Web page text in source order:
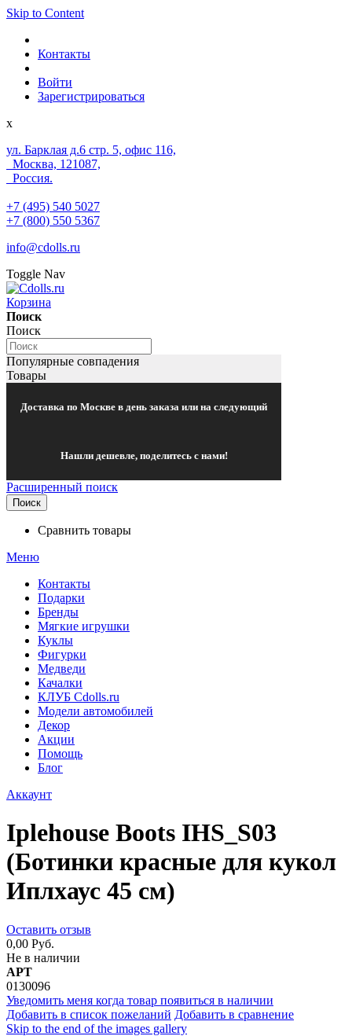
Skip to Content
Контакты
Войти
Зарегистрироваться
x
ул. Барклая д.6 стр. 5, офис 116,
Москва, 121087,
Россия.
+7 (495) 540 5027
+7 (800) 550 5367
info@cdolls.ru
Toggle Nav
Корзина
Поиск
Поиск
Популярные совпадения
Товары
Доставка по Москве в день заказа или на следующий
Нашли дешевле, поделитесь с нами!
Расширенный поиск
Поиск
Сравнить товары
Меню
Контакты
Подарки
Бренды
Мягкие игрушки
Куклы
Фигурки
Медведи
Качалки
КЛУБ Cdolls.ru
Модели автомобилей
Декор
Акции
Помощь
Блог
Аккаунт
Iplehouse Boots IHS_S03
(Ботинки красные для кукол
Иплхаус 45 см)
Оставить отзыв
0,00 Руб.
Не в наличии
АРТ
0130096
Уведомить меня когда товар появиться в наличии
Добавить в список пожеланий Добавить в сравнение
Skip to the end of the images gallery